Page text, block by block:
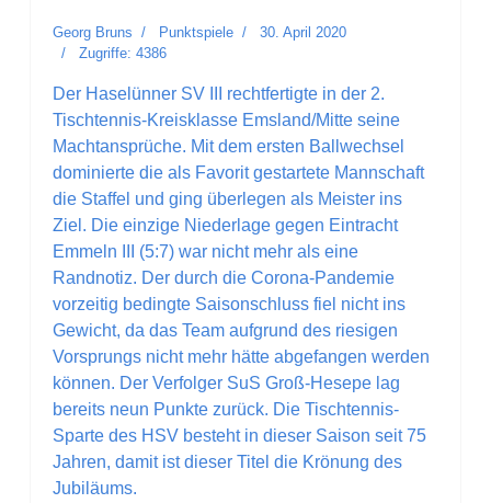
Georg Bruns Punktspiele
30. April 2020
Zugriffe: 4386
Der Haselünner SV III rechtfertigte in der 2.
Tischtennis-Kreisklasse Emsland/Mitte seine
Machtansprüche. Mit dem ersten Ballwechsel
dominierte die als Favorit gestartete Mannschaft
die Staffel und ging überlegen als Meister ins
Ziel. Die einzige Niederlage gegen Eintracht
Emmeln III (5:7) war nicht mehr als eine
Randnotiz. Der durch die Corona-Pandemie
vorzeitig bedingte Saisonschluss fiel nicht ins
Gewicht, da das Team aufgrund des riesigen
Vorsprungs nicht mehr hätte abgefangen werden
können. Der Verfolger SuS Groß-Hesepe lag
bereits neun Punkte zurück. Die Tischtennis-
Sparte des HSV besteht in dieser Saison seit 75
Jahren, damit ist dieser Titel die Krönung des
Jubiläums.